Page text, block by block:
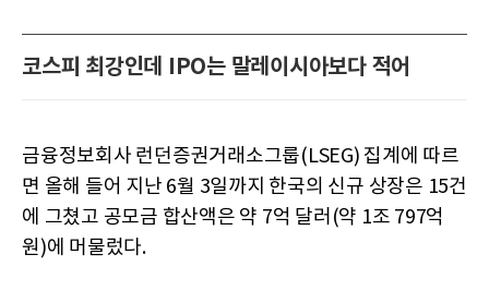
코스피 최강인데 IPO는 말레이시아보다 적어
금융정보회사 런던증권거래소그룹(LSEG) 집계에 따르
면 올해 들어 지난 6월 3일까지 한국의 신규 상장은 15건
에 그쳤고 공모금 합산액은 약 7억 달러(약 1조 797억
원)에 머물렀다.